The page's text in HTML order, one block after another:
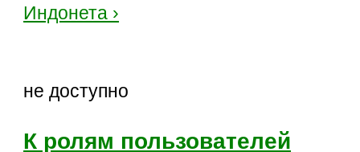
Индонета ›
не доступно
К ролям пользователей